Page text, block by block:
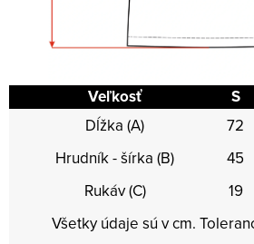
Veľkosť S
Dĺžka (A) 72
Hrudník - šírka (B)
45
Rukáv (C)
19
Všetky údaje sú v cm.